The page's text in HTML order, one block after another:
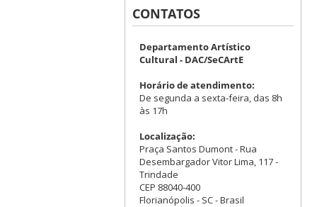
CONTATOS
Departamento Artístico
Cultural - DAC/SeCArtE
Horário de atendimento:
De segunda a sexta-feira, das 8h
às 17h
Localização:
Praça Santos Dumont - Rua
Desembargador Vitor Lima, 117 -
Trindade
CEP 88040-400
Florianópolis - SC - Brasil